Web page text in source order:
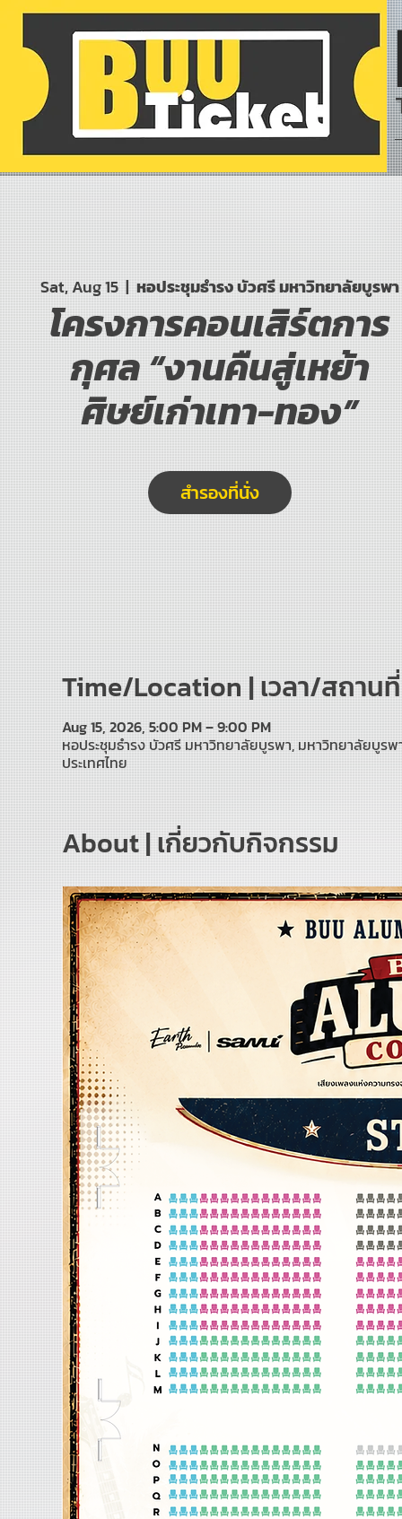
Sat, Aug 15
  |
หอประชุมธำรง บัวศรี มหาวิทยาลัยบูรพา
โครงการคอนเสิร์ตการ
กุศล “งานคืนสู่เหย้า
ศิษย์เก่าเทา-ทอง”
สำรองที่นั่ง
Time/Location | เวลา/สถานที่
Aug 15, 2026, 5:00 PM – 9:00 PM
หอประชุมธำรง บัวศรี มหาวิทยาลัยบูรพา, มหาวิทยาลัยบูร
ประเทศไทย
About | เกี่ยวกับกิจกรรม